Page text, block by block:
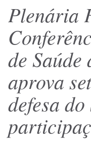
Plenária
de
aprova
defesa